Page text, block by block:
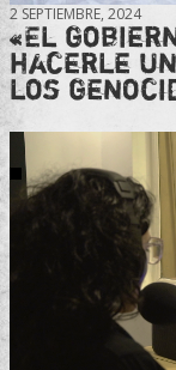
2 SEPTIEMBRE, 2024
«El
hacerle un
los